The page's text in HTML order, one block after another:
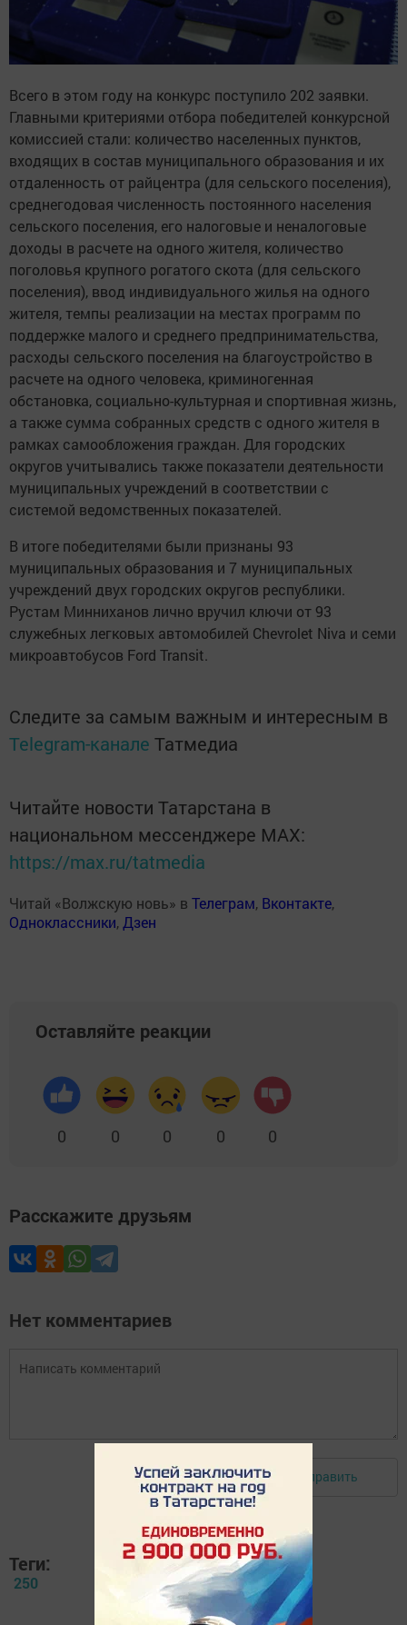
Всего в этом году на конкурс поступило 202 заявки.
Главными критериями отбора победителей конкурсной
комиссией стали: количество населенных пунктов,
входящих в состав муниципального образования и их
отдаленность от райцентра (для сельского поселения),
среднегодовая численность постоянного населения
сельского поселения, его налоговые и неналоговые
доходы в расчете на одного жителя, количество
поголовья крупного рогатого скота (для сельского
поселения), ввод индивидуального жилья на одного
жителя, темпы реализации на местах программ по
поддержке малого и среднего предпринимательства,
расходы сельского поселения на благоустройство в
расчете на одного человека, криминогенная
обстановка, социально-культурная и спортивная жизнь,
а также сумма собранных средств с одного жителя в
рамках самообложения граждан. Для городских
округов учитывались также показатели деятельности
муниципальных учреждений в соответствии с
системой ведомственных показателей.
В итоге победителями были признаны 93
муниципальных образования и 7 муниципальных
учреждений двух городских округов республики.
Рустам Минниханов лично вручил ключи от 93
служебных легковых автомобилей Chevrolet Niva и семи
микроавтобусов Ford Transit.
Следите за самым важным и интересным в
Telegram-канале Татмедиа
Читайте новости Татарстана в
национальном мессенджере MАХ:
https://max.ru/tatmedia
Читай «Волжскую новь» в Телеграм, Вконтакте,
Одноклассники, Дзен
Оставляйте реакции
0 0 0 0 0
Расскажите друзьям
Нет комментариев
Авторизоваться Отправить
Теги:
250